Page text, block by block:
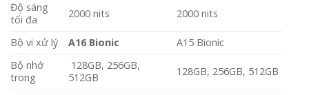
Độ sáng
tối đa
2000 nits 2000 nits
Bộ vi xử lý A16 Bionic
A15 Bionic
Bộ nhớ
trong
128GB, 256GB,
512GB
128GB, 256GB, 512GB